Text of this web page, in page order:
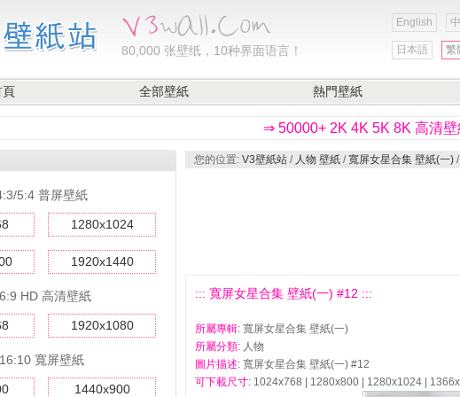
80,000 张壁纸，10种界面语言！
English
日本語 繁
頁 全部壁紙 熱門壁紙
⇒ 50000+ 2K 4K 5K 8K 高清
5:4 普屏壁紙
1280x1024
1920x1440
HD 高清壁紙
1920x1080
16:10 寬屏壁紙
1440x900
您的位置: V3壁紙站 / 人物 壁紙 /寬屏女星合集 壁紙(一)
::: 寬屏女星合集 壁紙(一) #12 :::
所屬專輯: 寬屏女星合集 壁紙(一)
所屬分類: 人物
圖片描述: 寬屏女星合集 壁紙(一) #12
可下載尺寸: 1024x768 | 1280x800 | 1280x1024 |